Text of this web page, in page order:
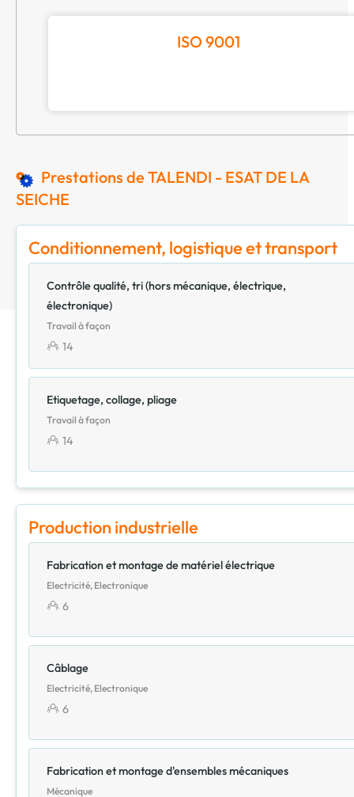
ISO 9001
Prestations de TALENDI - ESAT DE LA
SEICHE
Conditionnement, logistique et transport
Contrôle qualité, tri (hors mécanique, électrique,
électronique)
Travail à façon
14
Etiquetage, collage, pliage
Travail à façon
14
Production industrielle
Fabrication et montage de matériel électrique
Electricité, Electronique
6
Câblage
Electricité, Electronique
6
Fabrication et montage d'ensembles mécaniques
Mécanique